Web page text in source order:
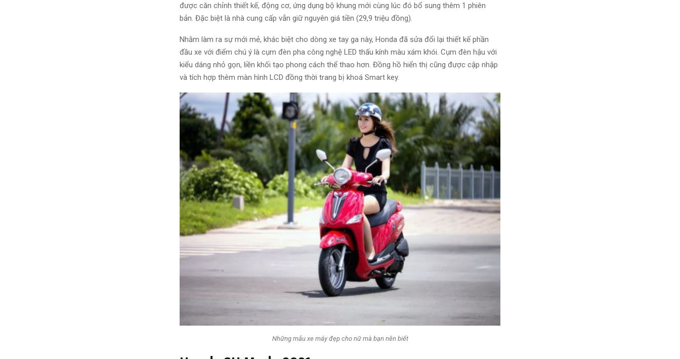
được căn chỉnh thiết kế, động cơ, ứng dụng bộ khung mới cùng lúc đó bổ sung thêm 1 phiên
bản. Đặc biệt là nhà cung cấp vẫn giữ nguyên giá tiền (29,9 triệu đồng).
Nhằm làm ra sự mới mẻ, khác biệt cho dòng xe tay ga này, Honda đã sửa đổi lại thiết kế phần
đầu xe với điểm chú ý là cụm đèn pha công nghệ LED thấu kính màu xám khói. Cụm đèn hậu với
kiểu dáng nhỏ gọn, liền khối tạo phong cách thể thao hơn. Đồng hồ hiển thị cũng được cập nhập
và tích hợp thêm màn hình LCD đồng thời trang bị khoá Smart key.
Những mẫu xe máy đẹp cho nữ mà bạn nên biết